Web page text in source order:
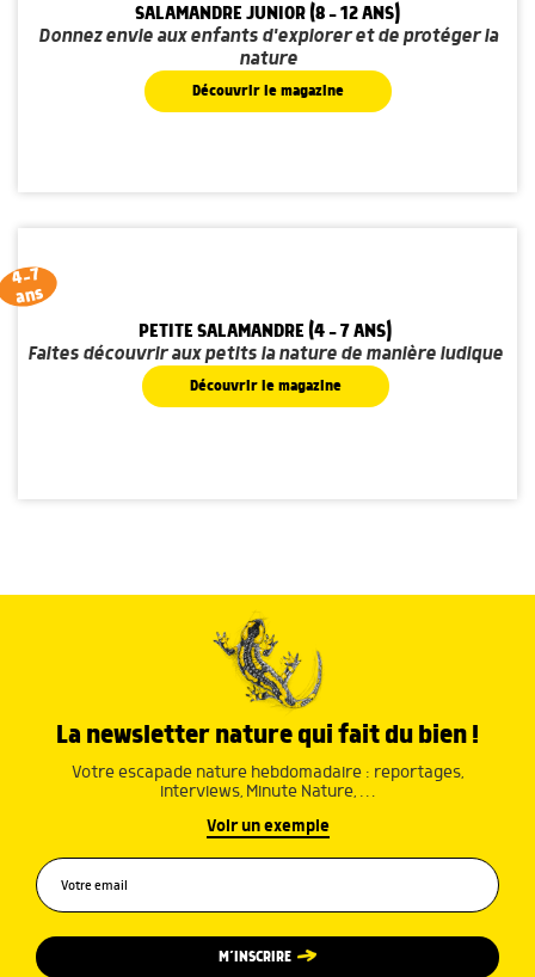
SALAMANDRE JUNIOR (8 - 12 ANS)
Donnez envie aux enfants d'explorer et de protéger la
nature
Découvrir le magazine
4-7
ans
PETITE SALAMANDRE (4 - 7 ANS)
Faites découvrir aux petits la nature de manière ludique
Découvrir le magazine
La newsletter nature qui fait du bien !
Votre escapade nature hebdomadaire : reportages,
interviews, Minute Nature, …
Voir un exemple
M’INSCRIRE